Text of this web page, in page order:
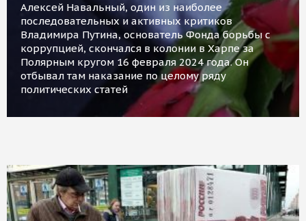
Алексей Навальный, один из наиболее
последовательных и активных критиков
Владимира Путина, основатель Фонда борьбы с
коррупцией, скончался в колонии в Харпе за
Полярным кругом 16 февраля 2024 года. Он
отбывал там наказание по целому ряду
политических статей